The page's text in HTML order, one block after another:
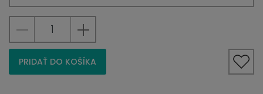
PRIDAŤ DO KOŠÍKA